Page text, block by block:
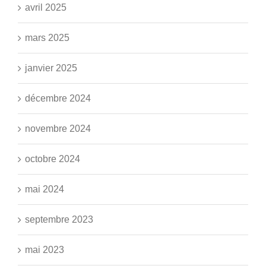
avril 2025
mars 2025
janvier 2025
décembre 2024
novembre 2024
octobre 2024
mai 2024
septembre 2023
mai 2023